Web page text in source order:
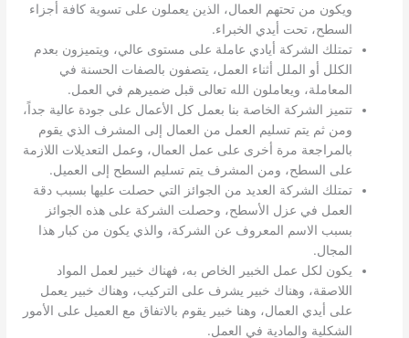
ويكون من تحتهم العمال، الذين يعملون على تسوية كافة أجزاء
السطح، تحت أيدي الخبراء.
تمتلك الشركة أيادي عاملة على مستوى عالي، ويتميزون بعدم
الكلل أو الملل أثناء العمل، يتصفون بالصفات الحسنة في
المعاملة، ويعاملون الله تعالى قبل ضميرهم في العمل.
تتميز الشركة الخاصة بنا بعمل كل الأعمال على جودة عالية جداً،
ومن ثم يتم تسليم العمل من العمال إلى المشرف الذي يقوم
بالمراجعة مرة أخرى على عمل العمال، وعمل التعديلات اللازمة
على السطح، ومن المشرف يتم تسليم السطح إلى العميل.
تمتلك الشركة العديد من الجوائز التي حصلت عليها بسبب دقة
العمل في عزل الأسطح، وحصلت الشركة على هذه الجوائز
بسبب الاسم المعروف عن الشركة، والذي يكون من كبار هذا
المجال.
يكون لكل عمل الخبير الخاص به، فهناك خبير لعمل المواد
اللاصقة، وهناك خبير يشرف على التركيب، وهناك خبير يعمل
على أيدي العمال، وهنا خبير يقوم بالاتفاق مع العميل على الأمور
الشكلية والمادية في العمل.